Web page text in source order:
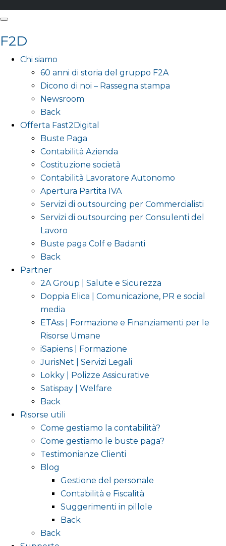
F2D
Chi siamo
60 anni di storia del gruppo F2A
Dicono di noi – Rassegna stampa
Newsroom
Back
Offerta Fast2Digital
Buste Paga
Contabilità Azienda
Costituzione società
Contabilità Lavoratore Autonomo
Apertura Partita IVA
Servizi di outsourcing per Commercialisti
Servizi di outsourcing per Consulenti del
Lavoro
Buste paga Colf e Badanti
Back
Partner
2A Group | Salute e Sicurezza
Doppia Elica | Comunicazione, PR e social
media
ETAss | Formazione e Finanziamenti per le
Risorse Umane
iSapiens | Formazione
JurisNet | Servizi Legali
Lokky | Polizze Assicurative
Satispay | Welfare
Back
Risorse utili
Come gestiamo la contabilità?
Come gestiamo le buste paga?
Testimonianze Clienti
Blog
Gestione del personale
Contabilità e Fiscalità
Suggerimenti in pillole
Back
Back